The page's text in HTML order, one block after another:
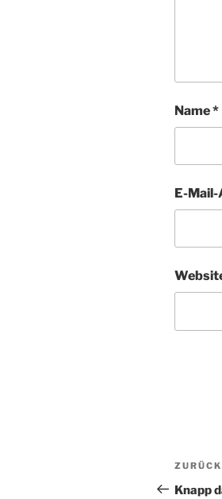
Name*
E-
Beitrag
ZURÜCK
Knapp